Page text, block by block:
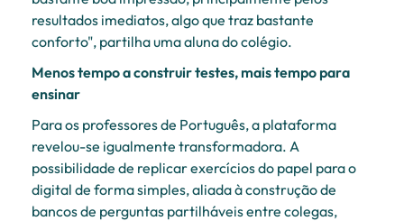
resultados imediatos, algo que traz bastante
conforto", partilha uma aluna do colégio.
Menos tempo a construir testes, mais tempo para
ensinar
Para os professores de Português, a plataforma
revelou-se igualmente transformadora. A
possibilidade de replicar exercícios do papel para o
digital de forma simples, aliada à construção de
bancos de perguntas partilháveis entre colegas,